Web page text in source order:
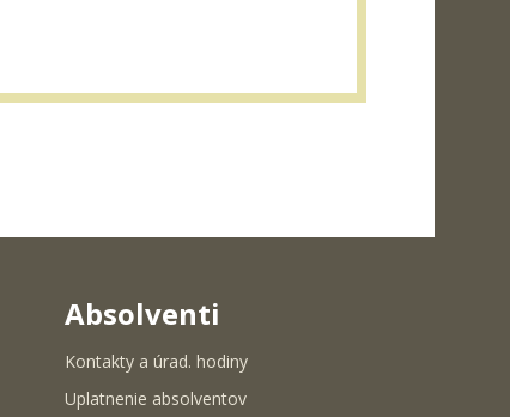
Absolventi
Kontakty a úrad. hodiny
Uplatnenie absolventov